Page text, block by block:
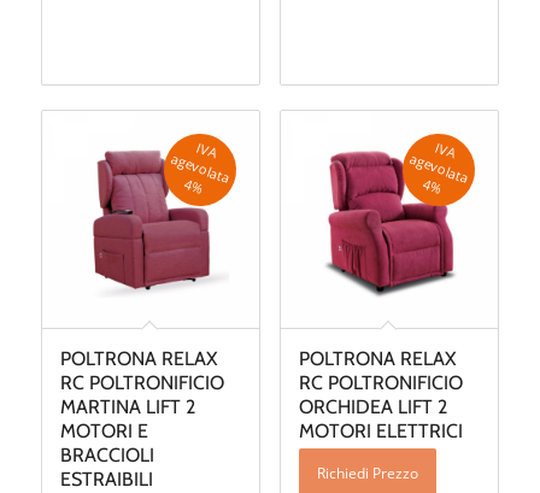
POLTRONA RELAX
RC POLTRONIFICIO
MARTINA LIFT 2
MOTORI E
BRACCIOLI
ESTRAIBILI
IV
A
a
g
e
v
o
la
ta
4
%
POLTRONA RELAX
RC POLTRONIFICIO
ORCHIDEA LIFT 2
MOTORI ELETTRICI
Richiedi Prezzo
IV
A
a
g
e
v
o
la
ta
4
%